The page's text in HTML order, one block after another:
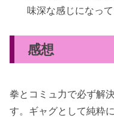
味深な感じになって
感想
拳とコミュ力で必ず解
す。ギャグとして純粋